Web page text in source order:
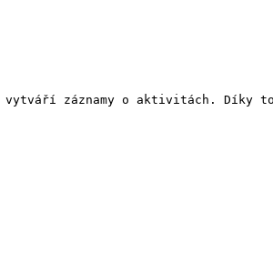
záznamy o aktivitách. Díky